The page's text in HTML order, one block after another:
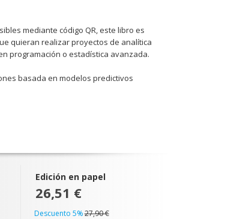
mediante código QR, este libro es
quieran realizar proyectos de analítica
programación o estadística avanzada.
basada en modelos predictivos
Edición en papel
26,51 €
Descuento 5%27,90 €